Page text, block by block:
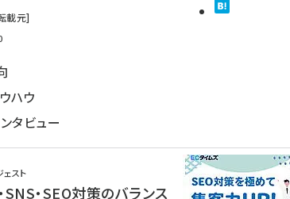
載元]
ハウ
タビュー
ェスト
・SEO対策のバランス